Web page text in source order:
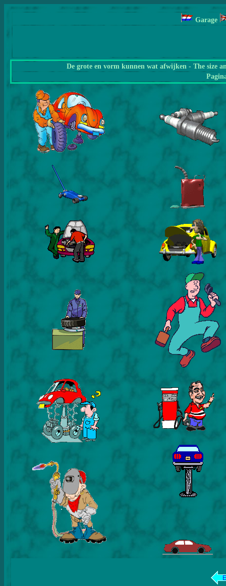
Garage
De grote en vorm kunnen wat afwijken - The size